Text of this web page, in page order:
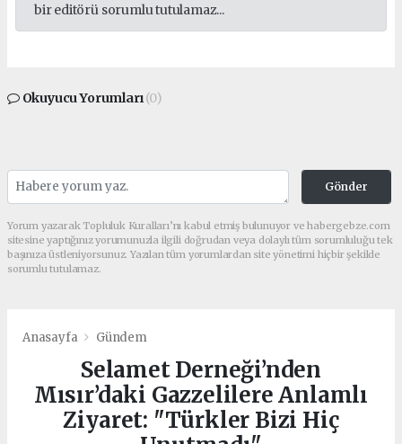
bir editörü sorumlu tutulamaz...
Okuyucu Yorumları(0)
Gönder
Yorum yazarak Topluluk Kuralları’nı kabul etmiş bulunuyor ve habergebze.com
sitesine yaptığınız yorumunuzla ilgili doğrudan veya dolaylı tüm sorumluluğu tek
başınıza üstleniyorsunuz. Yazılan tüm yorumlardan site yönetimi hiçbir şekilde
sorumlu tutulamaz.
Anasayfa Gündem
Selamet Derneği’nden
Mısır’daki Gazzelilere Anlamlı
Ziyaret: "Türkler Bizi Hiç